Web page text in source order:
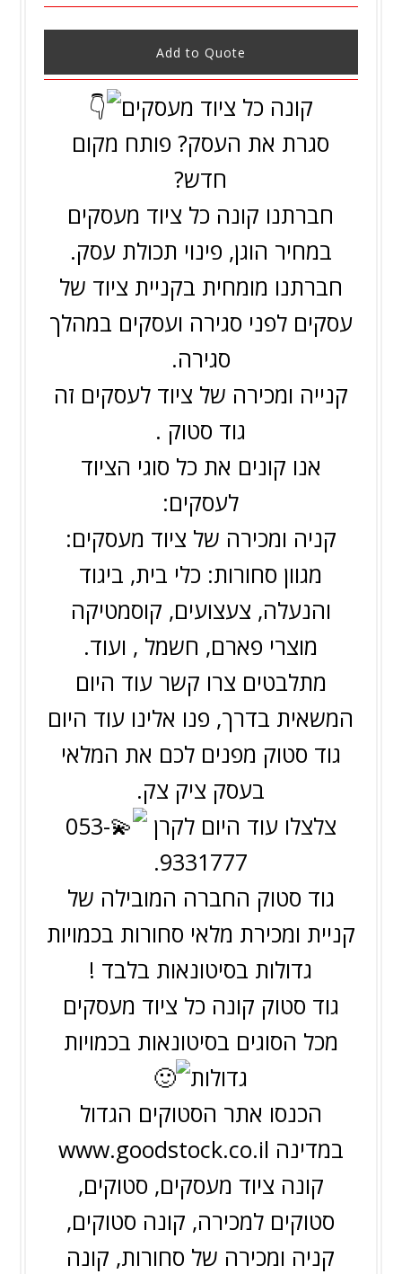
Add to Quote
קונה כל ציוד מעסקים
סגרת את העסק? פותח מקום
חדש?
חברתנו קונה כל ציוד מעסקים
במחיר הוגן, פינוי תכולת עסק.
חברתנו מומחית בקניית ציוד של
עסקים לפני סגירה ועסקים במהלך
סגירה.
קנייה ומכירה של ציוד לעסקים זה
גוד סטוק .
אנו קונים את כל סוגי הציוד
לעסקים:
קניה ומכירה של ציוד מעסקים:
מגוון סחורות: כלי בית, ביגוד
והנעלה, צעצועים, קוסמטיקה
מוצרי פארם, חשמל , ועוד.
מתלבטים צרו קשר עוד היום
המשאית בדרך, פנו אלינו עוד היום
גוד סטוק מפנים לכם את המלאי
בעסק ציק צק.
צלצלו עוד היום לקרן
053-
9331777.
גוד סטוק החברה המובילה של
קניית ומכירת מלאי סחורות בכמויות
גדולות בסיטונאות בלבד !
גוד סטוק קונה כל ציוד מעסקים
מכל הסוגים בסיטונאות בכמויות
גדולות
הכנסו אתר הסטוקים הגדול
במדינה www.goodstock.co.il
קונה ציוד מעסקים, סטוקים,
סטוקים למכירה, קונה סטוקים,
קניה ומכירה של סחורות, קונה